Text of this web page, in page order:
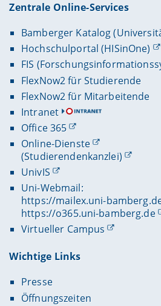
Zentrale Online-Services
Bamberger Katalog
Hochschulportal (HISinOne)
FIS
FlexNow2 für Studierende
FlexNow2 für Mitarbeitende
Intranet
Office 365
Online-Dienste
(Studierendenkanzlei)
UnivIS
Uni-Webmail:
https://mailex.uni-
https://o365.uni-bamberg.de
Virtueller Campus
Wichtige Links
Presse
Öffnungszeiten